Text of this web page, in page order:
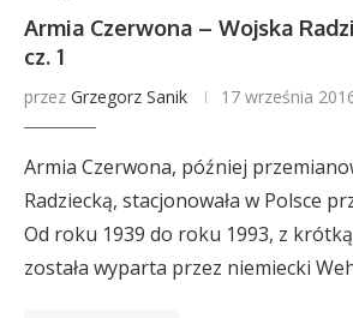
Armia Czerwona – Wojska
cz. 1
przez Grzegorz Sanik 17 września
Armia Czerwona, później
Radziecką, stacjonowała w Polsce
Od roku 1939 do roku 1993, z
została wyparta przez niemiecki